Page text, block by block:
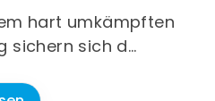
hart umkämpften
sichern sich d…